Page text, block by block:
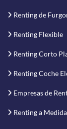
Renting de
Renting Flexible
Renting Corto
Renting Coche
Empresas de
Renting a Medida